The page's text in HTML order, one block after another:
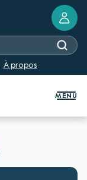
À propos
MENU